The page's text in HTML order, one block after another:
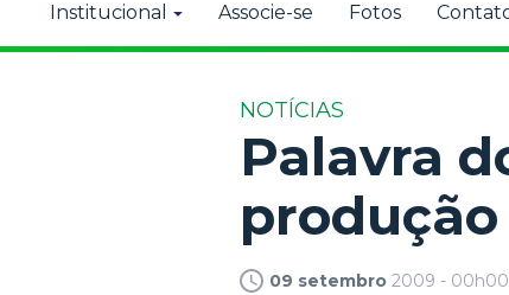
Institucional Associe-se Fotos
NOTÍCIAS
Palavra
produção
09 setembro 2009 - 00h00